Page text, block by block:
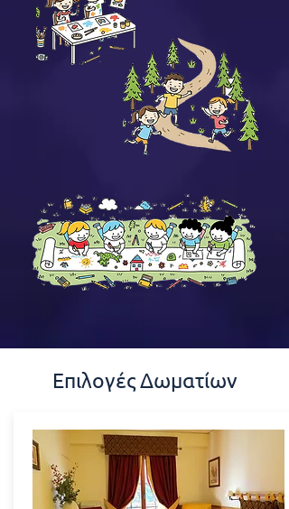
Επιλογές Δωματίων